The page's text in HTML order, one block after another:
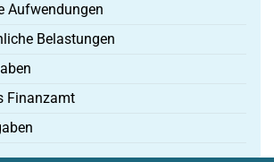
Aufwendungen
Belastungen
Finanzamt